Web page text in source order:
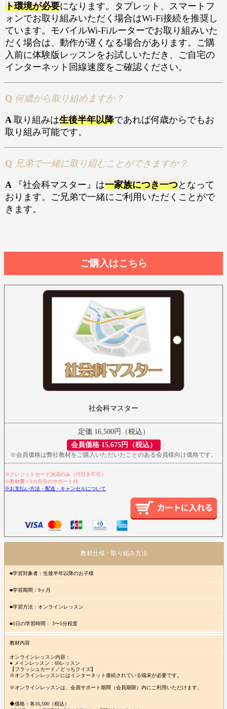
ト環境が必要になります。タブレット、スマートフ
ォンでお取り組みいただく場合はWi-Fi接続を推奨し
ています。モバイルWi-Fiルーターでお取り組みいた
だく場合は、動作が遅くなる場合があります。ご購
入前に体験版レッスンをお試しいただき、ご自宅の
インターネット回線速度をご確認ください。
Q 何歳から取り組めますか？
A 取り組みは生後半年以降であれば何歳からでもお
取り組み可能です。
Q 兄弟で一緒に取り組むことができますか？
A 『社会科マスター』は一家族につき一つとなって
おります。ご兄弟で一緒にご利用いただくことがで
きます。
ご購入はこちら
社会科マスター
定価 16,500円（税込）
会員価格 15,675円（税込）
※会員価格は弊社教材をご購入いただいたことのある会員様向け価格です。
※クレジットカード決済のみ（代引き不可）
※教材費＋9カ月分のサポート付
※お支払い方法・配送・キャンセルについて
教材仕様・取り組み方法
■学習対象者：生後半年以降のお子様
■学習期間：9ヶ月
■学習方法：オンラインレッスン
■1日の学習時間： 3〜5分程度
教材内容
オンラインレッスン内容：
● メインレッスン：69レッスン
【フラッシュカード／どっちクイズ】
※オンラインレッスンにはインターネット接続されている端末が必要です。
※オンラインレッスンは、会員サポート期間（会員期限）内にご利用いただけます。
◆価格：各16,500（税込）